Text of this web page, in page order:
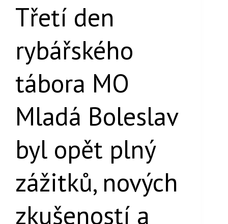
Třetí den
rybářského
tábora MO
Mladá Boleslav
byl opět plný
zážitků, nových
zkušeností a